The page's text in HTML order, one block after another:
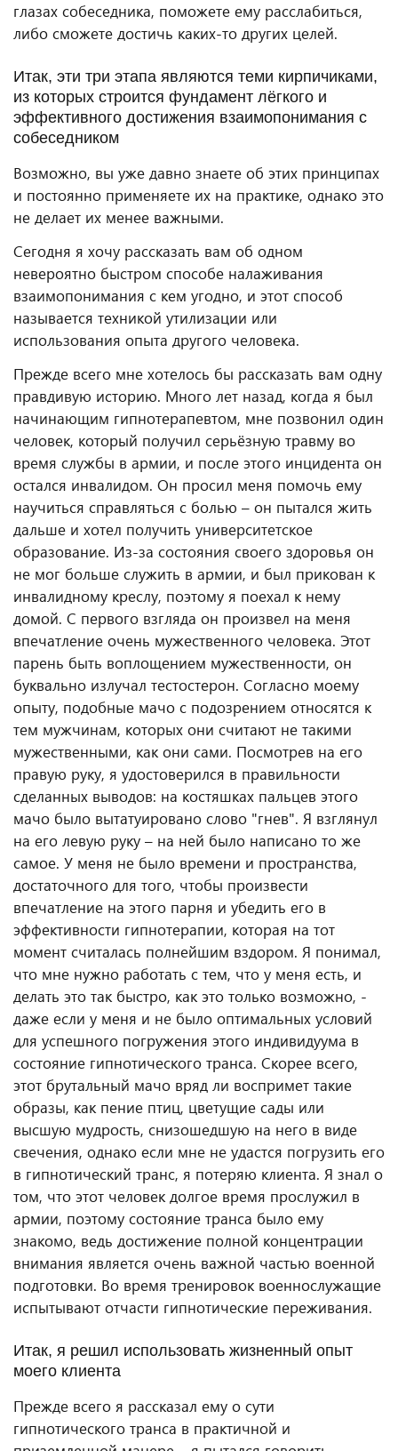
глазах собеседника, поможете ему расслабиться,
либо сможете достичь каких-то других целей.
Итак, эти три этапа являются теми кирпичиками,
из которых строится фундамент лёгкого и
эффективного достижения взаимопонимания с
собеседником
Возможно, вы уже давно знаете об этих принципах
и постоянно применяете их на практике, однако это
не делает их менее важными.
Сегодня я хочу рассказать вам об одном
невероятно быстром способе налаживания
взаимопонимания с кем угодно, и этот способ
называется техникой утилизации или
использования опыта другого человека.
Прежде всего мне хотелось бы рассказать вам одну
правдивую историю. Много лет назад, когда я был
начинающим гипнотерапевтом, мне позвонил один
человек, который получил серьёзную травму во
время службы в армии, и после этого инцидента он
остался инвалидом. Он просил меня помочь ему
научиться справляться с болью – он пытался жить
дальше и хотел получить университетское
образование. Из-за состояния своего здоровья он
не мог больше служить в армии, и был прикован к
инвалидному креслу, поэтому я поехал к нему
домой. С первого взгляда он произвел на меня
впечатление очень мужественного человека. Этот
парень быть воплощением мужественности, он
буквально излучал тестостерон. Согласно моему
опыту, подобные мачо с подозрением относятся к
тем мужчинам, которых они считают не такими
мужественными, как они сами. Посмотрев на его
правую руку, я удостоверился в правильности
сделанных выводов: на костяшках пальцев этого
мачо было вытатуировано слово "гнев". Я взглянул
на его левую руку – на ней было написано то же
самое. У меня не было времени и пространства,
достаточного для того, чтобы произвести
впечатление на этого парня и убедить его в
эффективности гипнотерапии, которая на тот
момент считалась полнейшим вздором. Я понимал,
что мне нужно работать с тем, что у меня есть, и
делать это так быстро, как это только возможно, -
даже если у меня и не было оптимальных условий
для успешного погружения этого индивидуума в
состояние гипнотического транса. Скорее всего,
этот брутальный мачо вряд ли воспримет такие
образы, как пение птиц, цветущие сады или
высшую мудрость, снизошедшую на него в виде
свечения, однако если мне не удастся погрузить его
в гипнотический транс, я потеряю клиента. Я знал о
том, что этот человек долгое время прослужил в
армии, поэтому состояние транса было ему
знакомо, ведь достижение полной концентрации
внимания является очень важной частью военной
подготовки. Во время тренировок военнослужащие
испытывают отчасти гипнотические переживания.
Итак, я решил использовать жизненный опыт
моего клиента
Прежде всего я рассказал ему о сути
гипнотического транса в практичной и